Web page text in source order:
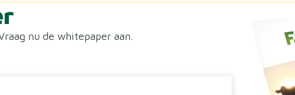
nu de whitepaper aan.